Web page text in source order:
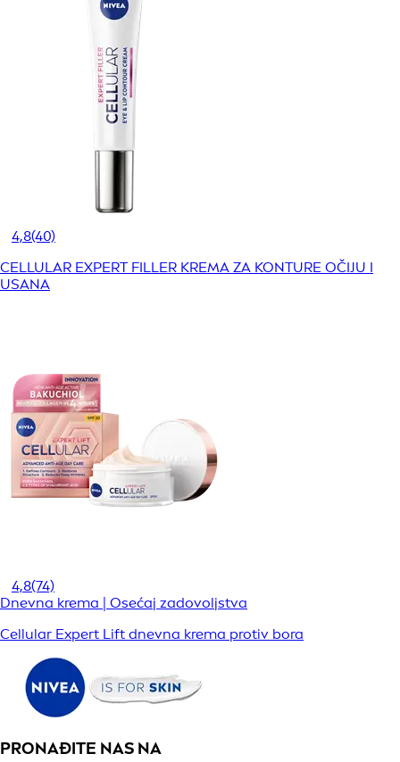
4,8(40)
CELLULAR EXPERT FILLER KREMA ZA KONTURE OČIJU I
USANA
4,8(74)
Dnevna krema | Osećaj zadovoljstva
Cellular Expert Lift dnevna krema protiv bora
PRONAĐITE NAS NA